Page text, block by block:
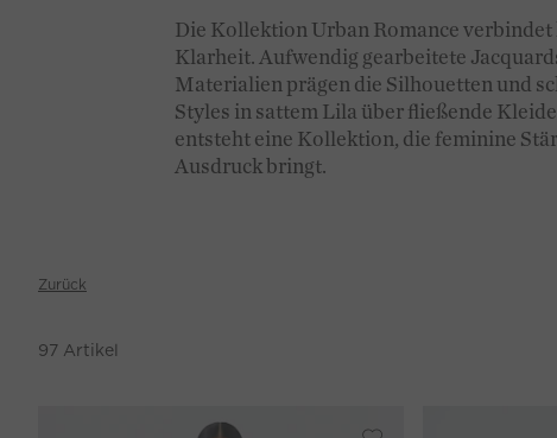
Die Kollektion Urban Romance
Klarheit. Aufwendig gearbeitete
Materialien prägen die Silhouetten und
Styles in sattem Lila über fließende
entsteht eine Kollektion, die feminine
Ausdruck bringt.
Zurück
97 Artikel